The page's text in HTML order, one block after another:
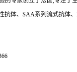
抗体、SAA系列流式抗体